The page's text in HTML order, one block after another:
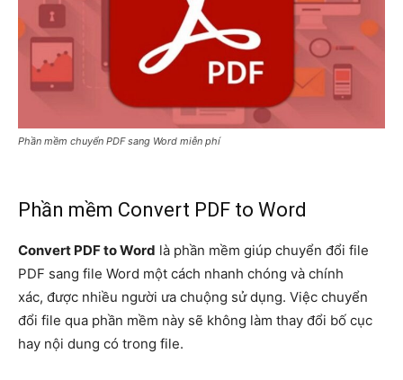
Phần mềm chuyển PDF sang Word miễn phí
Phần mềm Convert PDF to Word
Convert PDF to Word là phần mềm giúp chuyển đổi file
PDF sang file Word một cách nhanh chóng và chính
xác, được nhiều người ưa chuộng sử dụng. Việc chuyển
đổi file qua phần mềm này sẽ không làm thay đổi bố cục
hay nội dung có trong file.